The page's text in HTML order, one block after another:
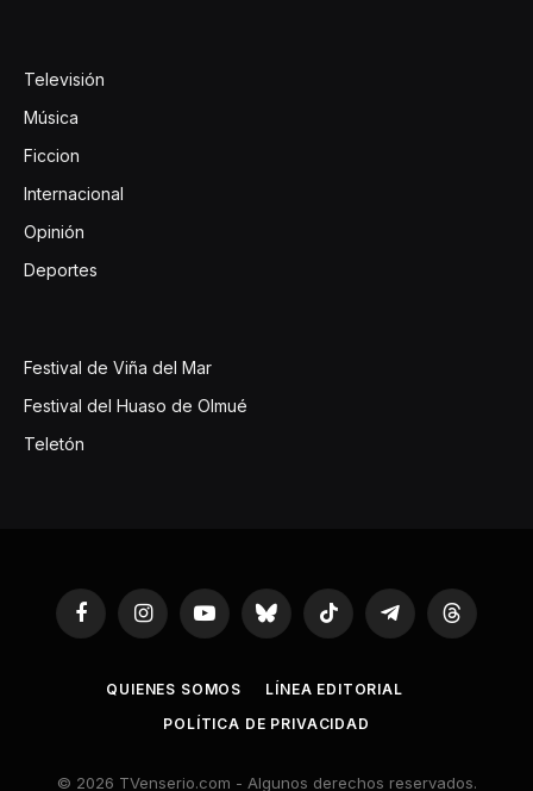
Televisión
Música
Ficcion
Internacional
Opinión
Deportes
Festival de Viña del Mar
Festival del Huaso de Olmué
Teletón
FacebookInstagramYouTubeBluesky TikTok TelegramThreads
QUIENES SOMOS
LÍNEA EDITORIAL
POLÍTICA DE PRIVACIDAD
© 2026 TVenserio.com - Algunos derechos reservados.